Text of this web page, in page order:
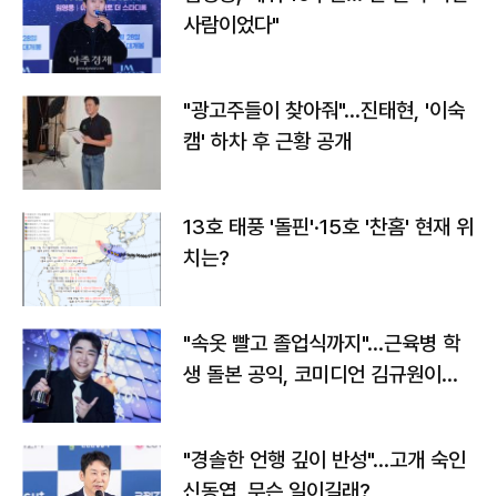
사람이었다"
"광고주들이 찾아줘"…진태현, '이숙
캠' 하차 후 근황 공개
13호 태풍 '돌핀'·15호 '찬홈' 현재 위
치는?
"속옷 빨고 졸업식까지"…근육병 학
생 돌본 공익, 코미디언 김규원이었
"경솔한 언행 깊이 반성"…고개 숙인